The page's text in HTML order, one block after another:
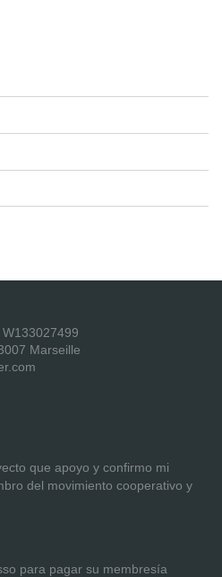
Marseille
que apoyo y confirmo mi
del movimiento cooperativo y
para pagar su membresía